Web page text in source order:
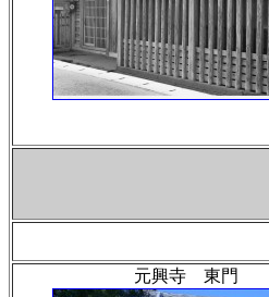
元興寺 東門